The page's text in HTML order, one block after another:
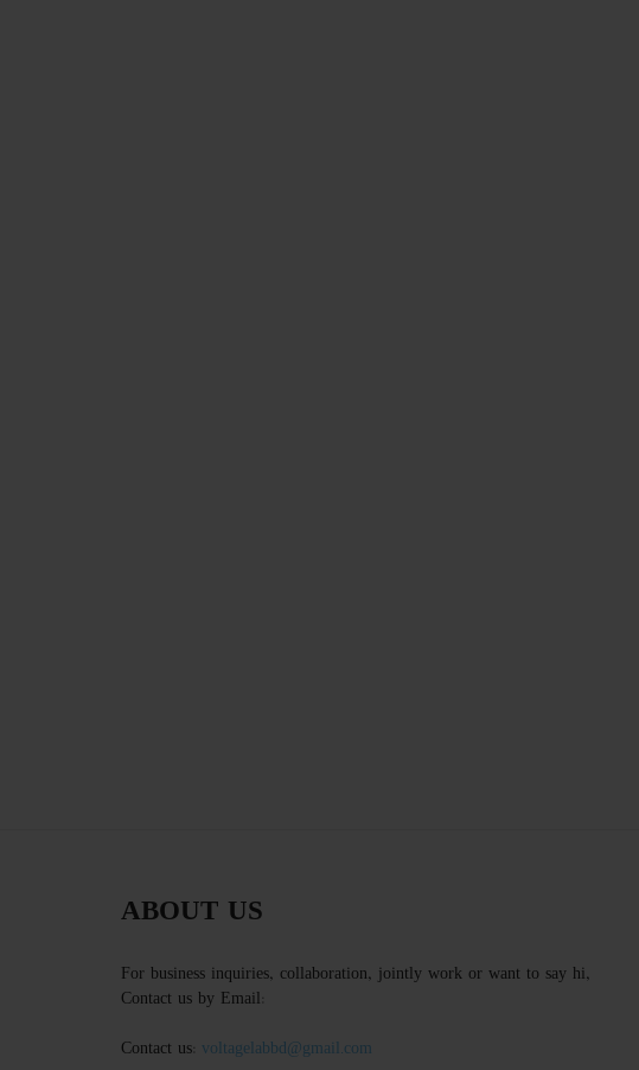
ABOUT US
For business inquiries, collaboration, jointly work or want to say hi,
Contact us by Email:
Contact us: voltagelabbd@gmail.com